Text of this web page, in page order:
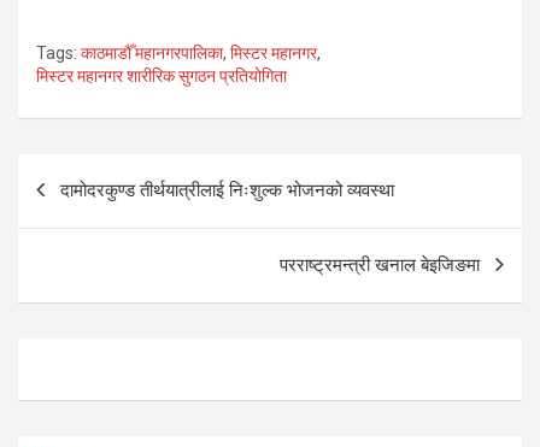
Tags: काठमाडौँ महानगरपालिका, मिस्टर महानगर,
मिस्टर महानगर शारीरिक सुगठन प्रतियोगिता
Post
navigation
दामोदरकुण्ड तीर्थयात्रीलाई निःशुल्क भोजनको व्यवस्था
परराष्ट्रमन्त्री खनाल बेइजिङमा